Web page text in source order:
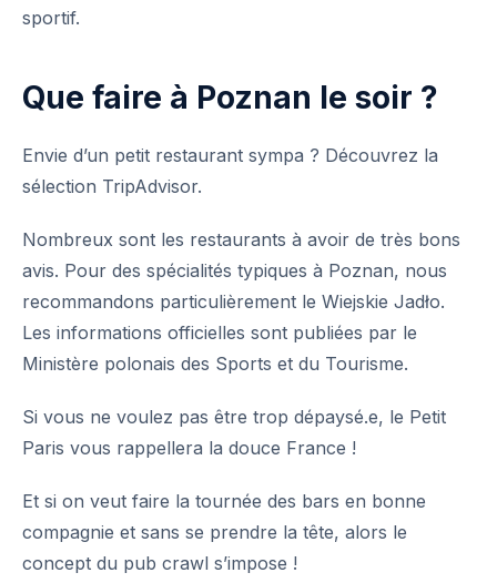
sportif.
Que faire à Poznan le soir ?
Envie d’un petit restaurant sympa ? Découvrez la
sélection TripAdvisor.
Nombreux sont les restaurants à avoir de très bons
avis. Pour des spécialités typiques à Poznan, nous
recommandons particulièrement le Wiejskie Jadło.
Les informations officielles sont publiées par le
Ministère polonais des Sports et du Tourisme.
Si vous ne voulez pas être trop dépaysé.e, le Petit
Paris vous rappellera la douce France !
Et si on veut faire la tournée des bars en bonne
compagnie et sans se prendre la tête, alors le
concept du pub crawl s’impose !